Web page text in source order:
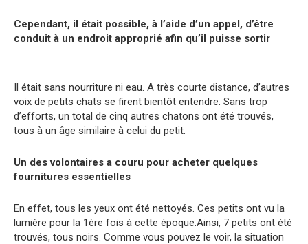
Cependant, il était possible, à l’aide d’un appel, d’être
conduit à un endroit approprié afin qu’il puisse sortir
Il était sans nourriture ni eau. A très courte distance, d’autres
voix de petits chats se firent bientôt entendre. Sans trop
d’efforts, un total de cinq autres chatons ont été trouvés,
tous à un âge similaire à celui du petit.
Un des volontaires a couru pour acheter quelques
fournitures essentielles
En effet, tous les yeux ont été nettoyés. Ces petits ont vu la
lumière pour la 1ère fois à cette époque.Ainsi, 7 petits ont été
trouvés, tous noirs. Comme vous pouvez le voir, la situation